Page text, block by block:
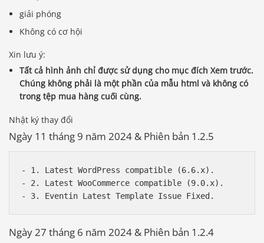
giải phóng
Không có cơ hội
Xin lưu ý:
Tất cả hình ảnh chỉ được sử dụng cho mục đích Xem trước.
Chúng không phải là một phần của mẫu html và không có
trong tệp mua hàng cuối cùng.
Nhật ký thay đổi
Ngày 11 tháng 9 năm 2024 & Phiên bản 1.2.5
- 1. Latest WordPress compatible (6.6.x).
- 2. Latest WooCommerce compatible (9.0.x).
Ngày 27 tháng 6 năm 2024 & Phiên bản 1.2.4